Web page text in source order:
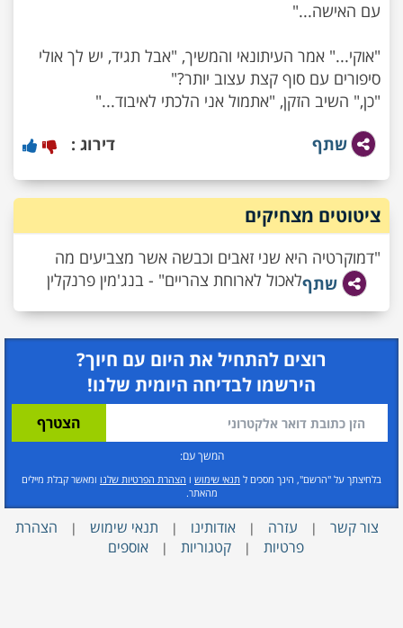
"אוקי..." אמר העיתונאי והמשיך, "אבל תגיד, יש לך אולי
"כן," השיב הזקן, "אתמול אני הלכתי לאיבוד..."
שתף
דירוג :
ציטוטים מצחיקים
"דמוקרטיה היא שני זאבים וכבשה אשר מצביעים מה
לאכול לארוחת צהריים" - בנג'מין פרנקליןשתף
רוצים להתחיל את היום עם חיוך?
הירשמו לבדיחה היומית שלנו!
המשך עם:
בלחיצתך על "הרשם", הינך מסכים ל תנאי שימוש ו הצהרת הפרטיות שלנו ומאשר קבלת מיילים
מהאתר.
צור קשר | עזרה | אודותינו | תנאי שימוש |
הצהרת
פרטיות
| קטגוריות | אוספים